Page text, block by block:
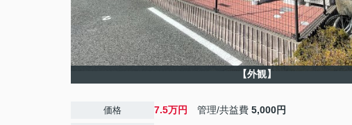
【外観】
価格 7.5万円 管理/共益費 5,000円